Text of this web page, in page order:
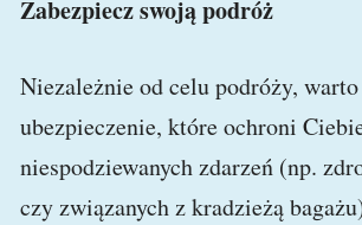
Zabezpiecz swoją podróż
Niezależnie od celu podróży,
ubezpieczenie, które ochroni
niespodziewanych zdarzeń (np.
czy związanych z kradzieżą